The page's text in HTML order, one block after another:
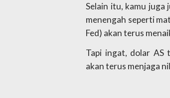
Selain itu, kamu juga
menengah seperti
Fed) akan terus
Tapi ingat, dolar AS
akan terus menjaga